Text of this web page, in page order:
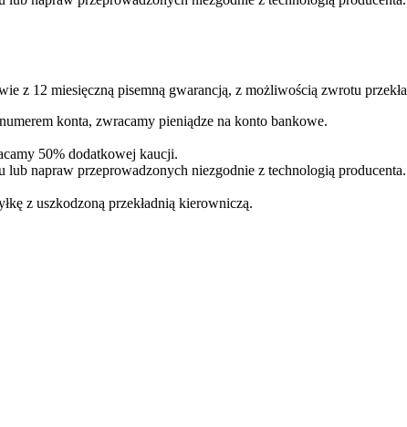
z 12 miesięczną pisemną gwarancją, z możliwością zwrotu
konta, zwracamy pieniądze na konto bankowe.
50% dodatkowej kaucji.
napraw przeprowadzonych niezgodnie z technologią
z uszkodzoną przekładnią kierowniczą.